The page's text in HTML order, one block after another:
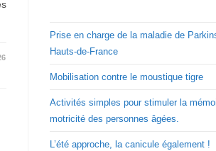
Prise en charge de la maladie de
Hauts-de-France
Mobilisation contre le moustique tigre
Activités simples pour stimuler la
motricité des personnes âgées.
L’été approche, la canicule également !